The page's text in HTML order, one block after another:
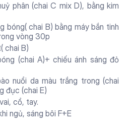
phân (chai C mix D), bằng kim
bóng( chai B) bằng máy bắn tinh
vòng 30p
chai B)
(chai A)+ chiếu ánh sáng đỏ
nuổi da màu trắng trong (chai
đục (chai E)
cổ, tay.
ngủ, sáng bôi F+E